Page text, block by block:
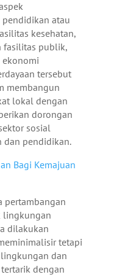
pendidikan atau
kesehatan,
fasilitas publik,
ekonomi
tersebut
membangun
lokal dengan
dorongan
sosial
dan pendidikan.
Bagi Kemajuan
pertambangan
lingkungan
dilakukan
tetapi
dan
tertarik dengan